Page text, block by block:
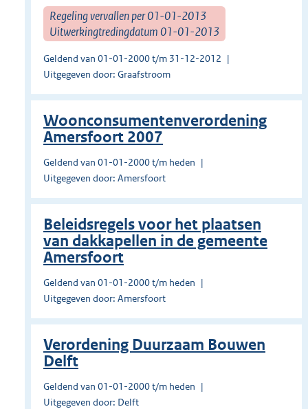
Regeling vervallen per 01-01-2013
Uitwerkingtredingdatum 01-01-2013
Geldend van 01-01-2000 t/m 31-12-2012
Uitgegeven door: Graafstroom
Woonconsumentenverordening
Amersfoort 2007
Geldend van 01-01-2000 t/m heden
Uitgegeven door: Amersfoort
Beleidsregels voor het plaatsen
van dakkapellen in de gemeente
Amersfoort
Geldend van 01-01-2000 t/m heden
Uitgegeven door: Amersfoort
Verordening Duurzaam Bouwen
Delft
Geldend van 01-01-2000 t/m heden
Uitgegeven door: Delft